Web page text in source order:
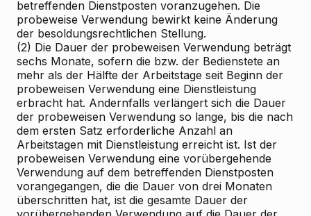
betreffenden Dienstposten voranzugehen. Die
probeweise Verwendung bewirkt keine Änderung
der besoldungsrechtlichen Stellung.
(2) Die Dauer der probeweisen Verwendung beträgt
sechs Monate, sofern die bzw. der Bedienstete an
mehr als der Hälfte der Arbeitstage seit Beginn der
probeweisen Verwendung eine Dienstleistung
erbracht hat. Andernfalls verlängert sich die Dauer
der probeweisen Verwendung so lange, bis die nach
dem ersten Satz erforderliche Anzahl an
Arbeitstagen mit Dienstleistung erreicht ist. Ist der
probeweisen Verwendung eine vorübergehende
Verwendung auf dem betreffenden Dienstposten
vorangegangen, die die Dauer von drei Monaten
überschritten hat, ist die gesamte Dauer der